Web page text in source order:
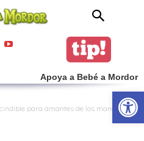
Apoya a Bebé a Mordor
para amantes de los mandalas